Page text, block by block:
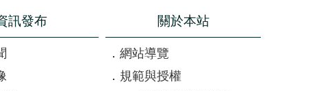
訊發布 關於本站
網站導覽
規範與授權